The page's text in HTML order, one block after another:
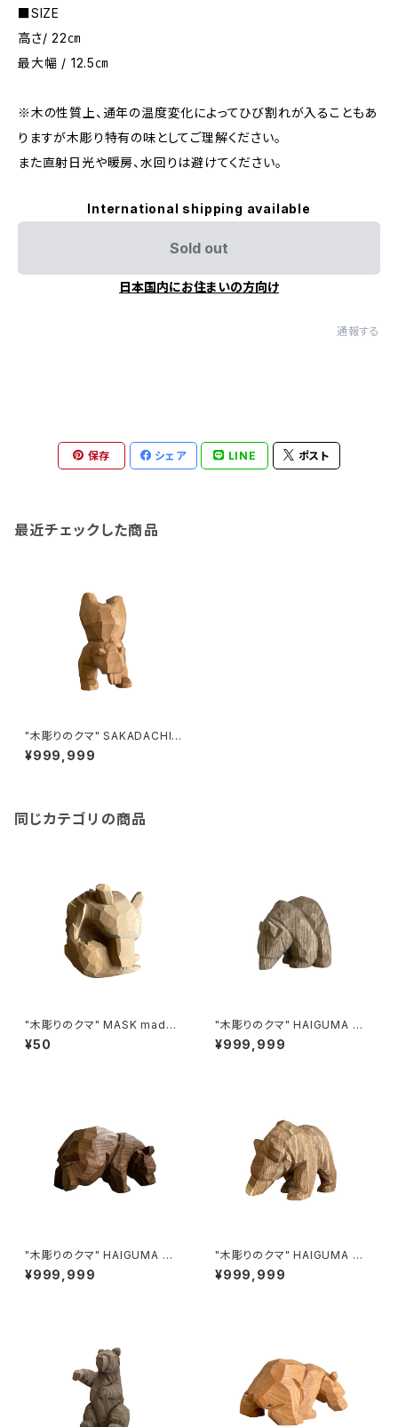
■SIZE
高さ/ 22㎝
最大幅 / 12.5㎝
※木の性質上、通年の温度変化によってひび割れが入ることもあ
りますが木彫り特有の味としてご理解ください。
また直射日光や暖房、水回りは避けてください。
International shipping available
Sold out
日本国内にお住まいの方向け
通報する
保存 シェア LINE ポスト
最近チェックした商品
"木彫りのクマ" SAKADACHI
made in HOKKAIDO (オンコ)
¥999,999
同じカテゴリの商品
"木彫りのクマ" MASK made i
n HOKKAIDO (ホオノキ)
¥50
"木彫りのクマ" HAIGUMA ma
de in HOKKAIDO (埋もれ木)
¥999,999
"木彫りのクマ" HAIGUMA ma
de in HOKKAIDO
¥999,999
"木彫りのクマ" HAIGUMA ma
de in HOKKAIDO (エンジュ)
¥999,999